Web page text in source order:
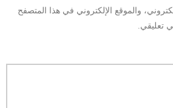
والموقع الإلكتروني في هذا المتصفح
تعليقي.